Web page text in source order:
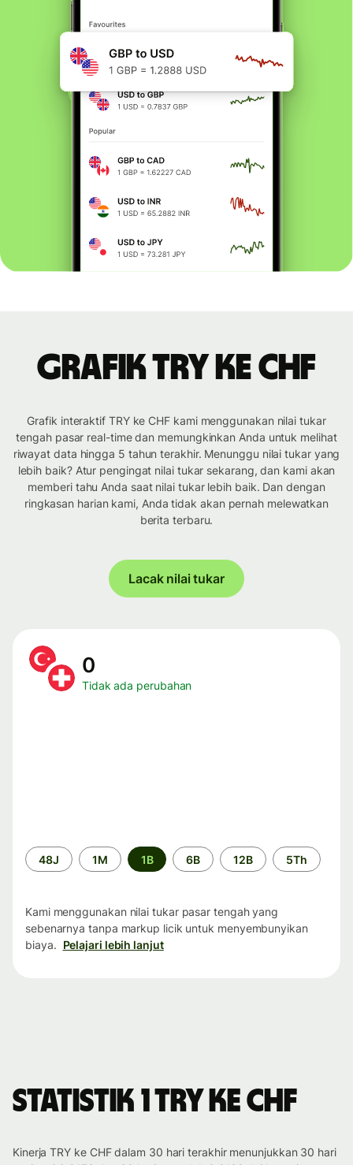
Grafik TRY ke CHF
Grafik interaktif TRY ke CHF kami menggunakan nilai tukar
tengah pasar real-time dan memungkinkan Anda untuk melihat
riwayat data hingga 5 tahun terakhir. Menunggu nilai tukar yang
lebih baik? Atur pengingat nilai tukar sekarang, dan kami akan
memberi tahu Anda saat nilai tukar lebih baik. Dan dengan
ringkasan harian kami, Anda tidak akan pernah melewatkan
berita terbaru.
Lacak nilai tukar
0
Tidak ada perubahan
Periode
waktu
48J 1M 1B 6B 12B 5Th
Kami menggunakan nilai tukar pasar tengah yang
sebenarnya tanpa markup licik untuk menyembunyikan
biaya. Pelajari lebih lanjut
Statistik 1 TRY ke CHF
Kinerja TRY ke CHF dalam 30 hari terakhir menunjukkan 30 hari